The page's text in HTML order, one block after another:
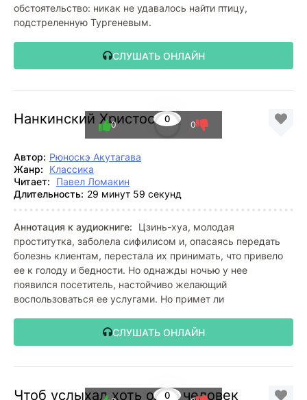
обстоятельство: никак не удавалось найти птицу,
подстреленную Тургеневым.
СЛУШАТЬ ОНЛАЙН
Нанкинский Христос 0
0 0
Автор: Рюноскэ Акутагава
Жанр:
Классика
Читает:
Павел Ломакин
Длительность: 29 минут 59 секунд
Аннотация к аудиокниге:
Цзинь-хуа, молодая
проститутка, заболела сифилисом и, опасаясь передать
болезнь клиентам, перестала их принимать, что привело
ее к голоду и бедности. Но однажды ночью у нее
появился посетитель, настойчиво желающий
воспользоваться ее услугами. Но примет ли
СЛУШАТЬ ОНЛАЙН
Чтоб услыхал хоть один человек
0